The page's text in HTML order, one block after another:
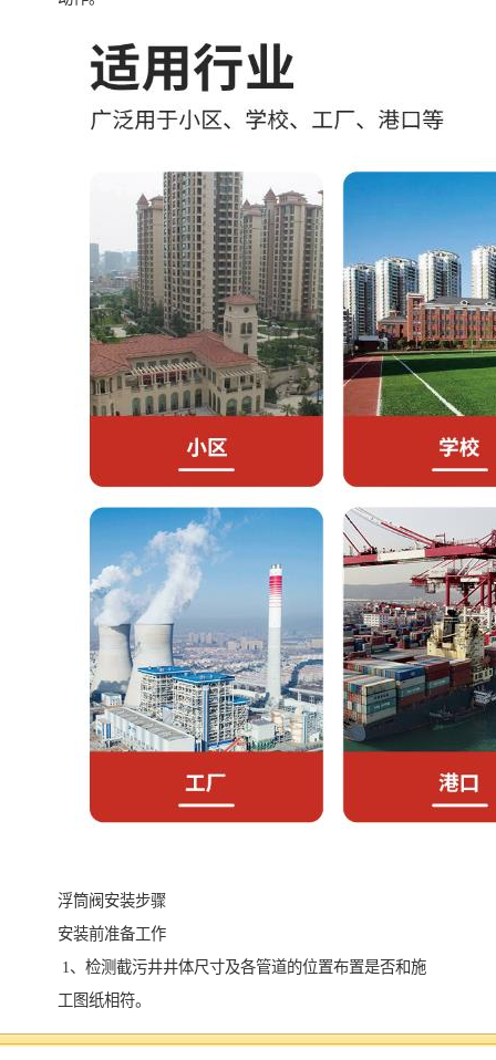
浮筒阀安装步骤
安装前准备工作
1、检测截污井井体尺寸及各管道的位置布置是否和施
工图纸相符。
2、浮筒阀安装在截污管口处立面，附壁式安装，截污